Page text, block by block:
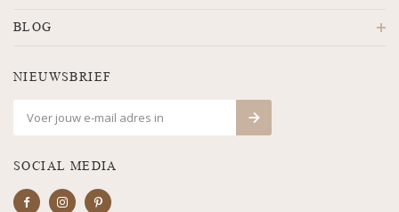
BLOG
NIEUWSBRIEF
SOCIAL MEDIA